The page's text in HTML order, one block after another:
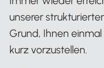
unserer
Grund, Ihnen
kurz vorzustellen.